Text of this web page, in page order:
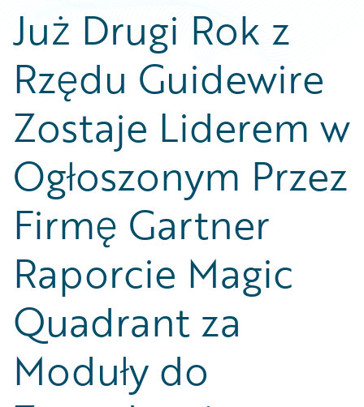
Już Drugi Rok z
Rzędu Guidewire
Zostaje Liderem w
Ogłoszonym Przez
Firmę Gartner
Raporcie Magic
Quadrant za
Moduły do